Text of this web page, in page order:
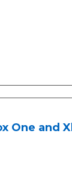
One and